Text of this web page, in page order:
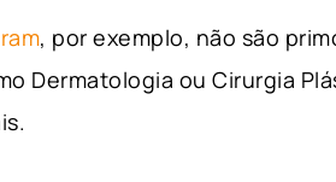
, por exemplo, não são
Dermatologia ou Cirurgia